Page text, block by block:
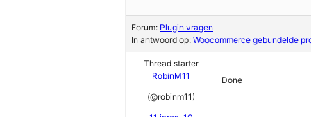
Forum: Plugin vragen
In antwoord op: Woocommerce gebundelde
Thread starter
RobinM11
(@robinm11)
Done